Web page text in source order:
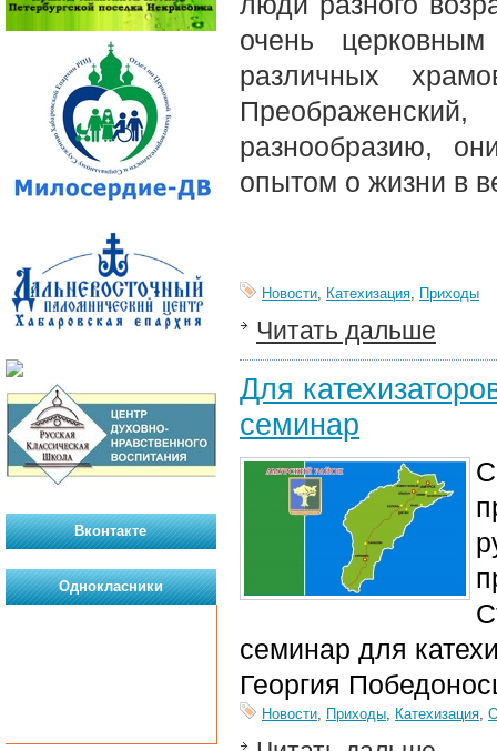
очень
различных
разнообразию,
опытом о жизни в
Новости, Катехизация, Приходы
Читать дальше
Для
семинар
семинар для
Георгия
Новости, Приходы, Катехизация,
Вконтакте
Однокласники